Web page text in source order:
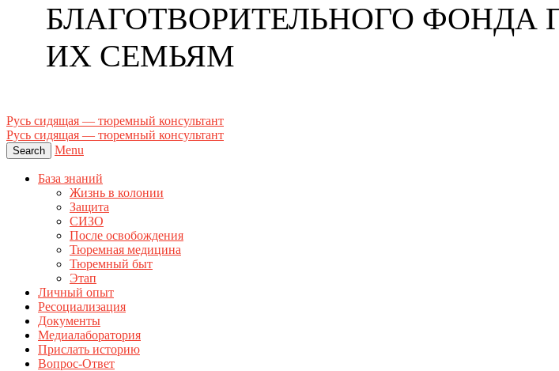
БЛАГОТВОРИТЕЛЬНОГО
ИХ СЕМЬЯМ
Русь сидящая — тюремный консультант
Русь сидящая — тюремный консультант
Search Menu
База знаний
Жизнь в колонии
Защита
СИЗО
После освобождения
Тюремная медицина
Тюремный быт
Этап
Личный опыт
Ресоциализация
Документы
Медиалаборатория
Прислать историю
Вопрос-Ответ